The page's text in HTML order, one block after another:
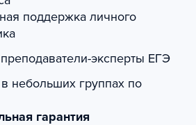
поддержка личного
эксперты ЕГЭ
небольших группах по
гарантия